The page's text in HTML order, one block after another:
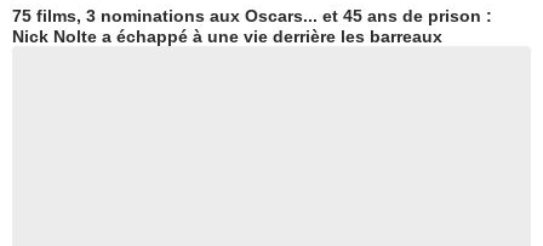
75 films, 3 nominations aux Oscars... et 45 ans de prison :
Nick Nolte a échappé à une vie derrière les barreaux